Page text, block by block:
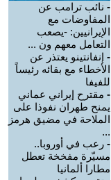
- نائب ترامب عن
المفاوضات مع
الإيرانيين: -يصعب
التعامل معهم ون ...
- إنفانتينو يعتذر عن
الأخطاء مع بقائه رئيساً
للفيفا
- مقترح إيراني عماني
يمنح طهران نفوذا على
الملاحة في مضيق هرمز
...
- رعب في أوروبا..
مسيّرة مفخخة تعطل
مطارا ألمانيا